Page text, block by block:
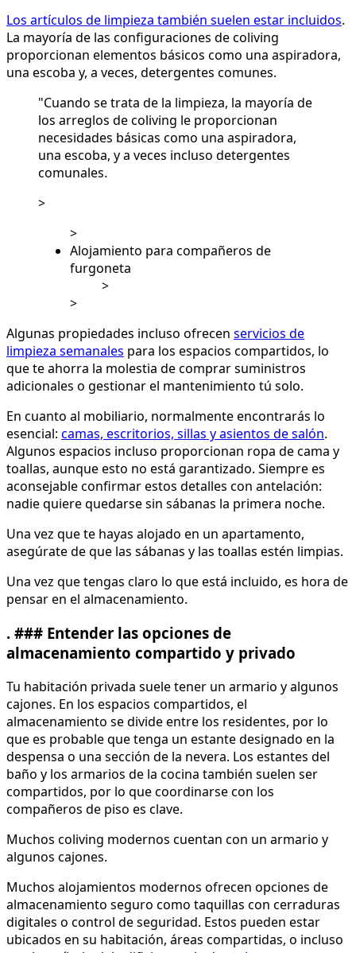
Los artículos de limpieza también suelen estar incluidos.
La mayoría de las configuraciones de coliving
proporcionan elementos básicos como una aspiradora,
una escoba y, a veces, detergentes comunes.
"Cuando se trata de la limpieza, la mayoría de
los arreglos de coliving le proporcionan
necesidades básicas como una aspiradora,
una escoba, y a veces incluso detergentes
comunales.
>
>
Alojamiento para compañeros de
furgoneta
>
>
Algunas propiedades incluso ofrecen servicios de
limpieza semanales para los espacios compartidos, lo
que te ahorra la molestia de comprar suministros
adicionales o gestionar el mantenimiento tú solo.
En cuanto al mobiliario, normalmente encontrarás lo
esencial: camas, escritorios, sillas y asientos de salón.
Algunos espacios incluso proporcionan ropa de cama y
toallas, aunque esto no está garantizado. Siempre es
aconsejable confirmar estos detalles con antelación:
nadie quiere quedarse sin sábanas la primera noche.
Una vez que te hayas alojado en un apartamento,
asegúrate de que las sábanas y las toallas estén limpias.
Una vez que tengas claro lo que está incluido, es hora de
pensar en el almacenamiento.
. ### Entender las opciones de
almacenamiento compartido y privado
Tu habitación privada suele tener un armario y algunos
cajones. En los espacios compartidos, el
almacenamiento se divide entre los residentes, por lo
que es probable que tenga un estante designado en la
despensa o una sección de la nevera. Los estantes del
baño y los armarios de la cocina también suelen ser
compartidos, por lo que coordinarse con los
compañeros de piso es clave.
Muchos coliving modernos cuentan con un armario y
algunos cajones.
Muchos alojamientos modernos ofrecen opciones de
almacenamiento seguro como taquillas con cerraduras
digitales o control de seguridad. Estos pueden estar
ubicados en su habitación, áreas compartidas, o incluso